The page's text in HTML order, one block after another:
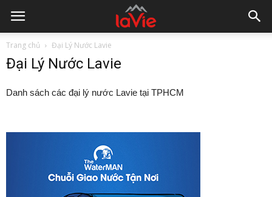
Trang chủ Đại Lý Nước Lavie
Đại Lý Nước Lavie
Danh sách các đại lý nước Lavie tại TPHCM